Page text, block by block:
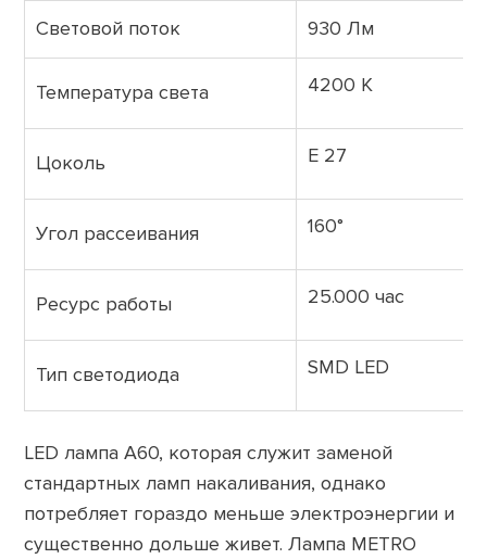
Световой поток 930 Лм
Температура света 4200 K
Цоколь E 27
Угол рассеивания 160°
Ресурс работы 25.000 час
Тип светодиода SMD LED
LED лампа А60, которая служит заменой
стандартных ламп накаливания, однако
потребляет гораздо меньше электроэнергии и
существенно дольше живет. Лампа METRO